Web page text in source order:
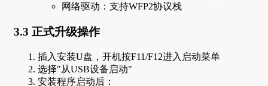
网络驱动：支持WFP2协议栈
3.3 正式升级操作
插入安装U盘，开机按F11/F12进入启动菜单
选择"从USB设备启动"
安装程序启动后：